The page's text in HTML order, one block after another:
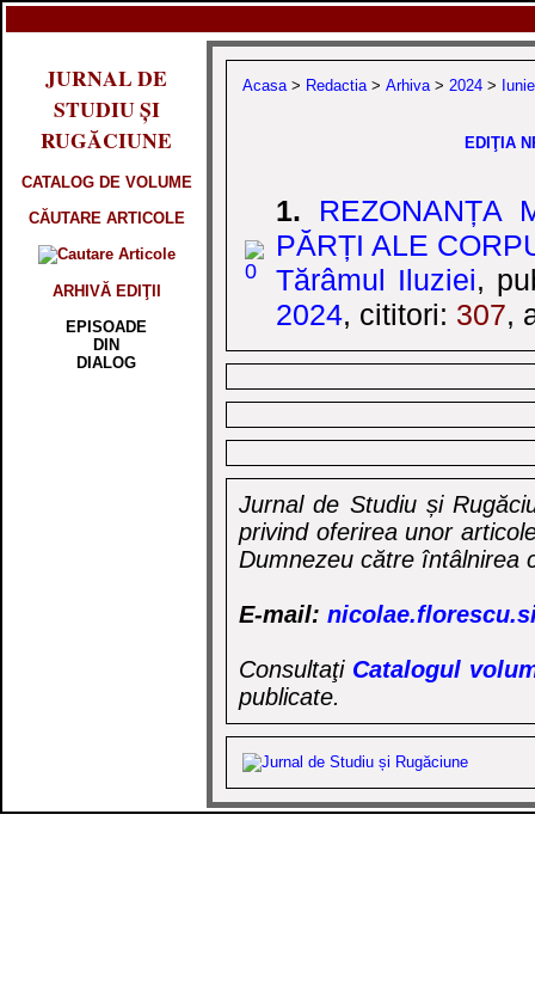
JURNAL DE
STUDIU ȘI
RUGĂCIUNE
CATALOG DE VOLUME
CĂUTARE ARTICOLE
ARHIVĂ EDIŢII
EPISOADE
DIN
DIALOG
Acasa > Redactia > Arhiva > 2024 > Iunie
EDIŢIA
1. REZONANȚA
PĂRȚI ALE
Tărâmul Iluziei,
2024, cititori: 307,
Jurnal de Studiu și
privind oferirea unor
Dumnezeu către întâlnirea
E-mail:
Consultaţi Catalogul
publicate.